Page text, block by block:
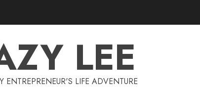
LEE
ENTREPRENEUR'S LIFE ADVENTURE